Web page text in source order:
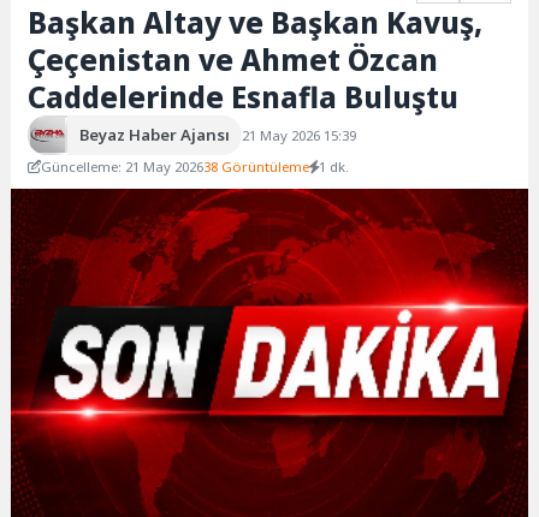
Başkan Altay ve Başkan Kavuş,
Çeçenistan ve Ahmet Özcan
Caddelerinde Esnafla Buluştu
Beyaz Haber Ajansı
21 May 2026 15:39
Güncelleme: 21 May 202638 Görüntüleme 1 dk.